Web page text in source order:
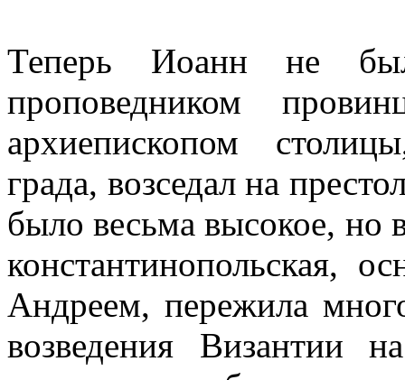
Теперь Иоанн не
проповедником
архиепископом
града, возседал на
было весьма высокое, но
константинопольская,
Андреем, пережила
возведения Византии